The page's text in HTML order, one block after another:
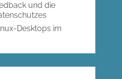
und die
Desktops im